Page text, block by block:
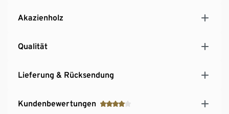
Akazienholz
Qualität
Lieferung & Rücksendung
Kundenbewertungen